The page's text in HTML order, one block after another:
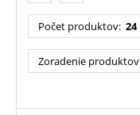
Počet produktov: 24
Zoradenie produktov